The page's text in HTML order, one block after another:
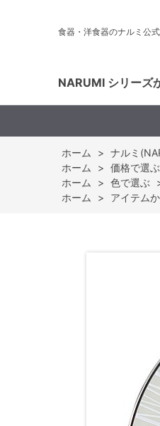
食器・洋食器のナルミ公
NARUMI シリーズ
ホーム > ナルミ
ホーム
> 価格で選ぶ
ホーム
> 色で選ぶ
ホーム
> アイテム